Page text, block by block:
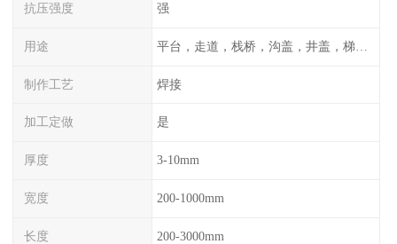
抗压强度 强
用途 平台，走道，栈桥，沟盖，井盖，梯子，围栏等
制作工艺 焊接
加工定做 是
厚度 3-10mm
宽度 200-1000mm
长度 200-3000mm